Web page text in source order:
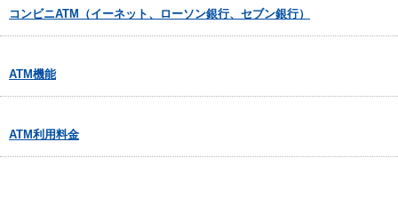
コンビニATM（イーネット、ローソン銀行、セブン銀行）
ATM機能
ATM利用料金